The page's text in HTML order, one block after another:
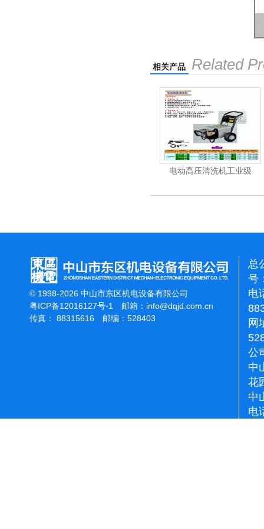
相关产品 Related
电动高压清洗机工业级 电动高压清
© 1998-2026 中山市东区机电设备有限公司
粤ICP备12016127号-1
邮箱： info@dqjd.com.cn
传真： 88315616 邮编：528403
总
号
电
网
公
中
花
中
电